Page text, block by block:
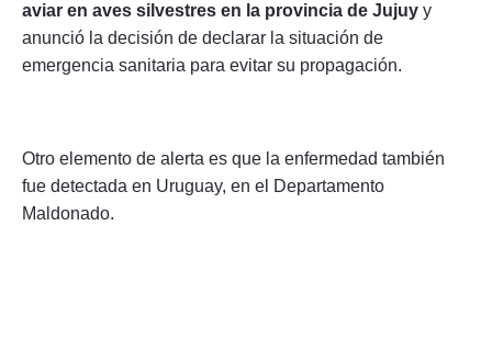
aviar en aves silvestres en la provincia de Jujuy y
anunció la decisión de declarar la situación de
emergencia sanitaria para evitar su propagación.
Otro elemento de alerta es que la enfermedad también
fue detectada en Uruguay, en el Departamento
Maldonado.